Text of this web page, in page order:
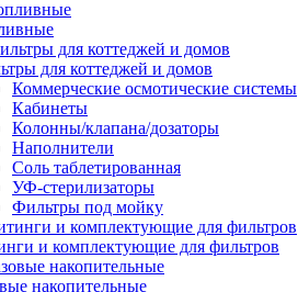
для коттеджей и домов
Коммерческие осмотические системы
Кабинеты
Колонны/клапана/дозаторы
Наполнители
Соль таблетированная
УФ-стерилизаторы
Фильтры под мойку
и комплектующие для фильтров
накопительные